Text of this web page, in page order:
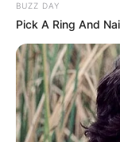
ΝΙΚΟΛΑΟΣ
BUZZ DAY
Pick A Ring And